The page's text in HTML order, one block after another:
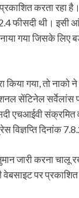
करता रहा
फीसदी थी। इसी
गया जिसके लिए
गया, तो नाको
सेंटिनेल सर्वेलांस
एचआईवी संक्रमित
दिनांक
जारी करना
पर